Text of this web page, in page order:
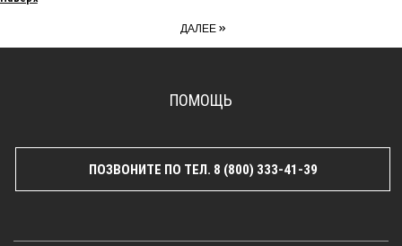
ДАЛЕЕ »
ПОМОЩЬ
ПОЗВОНИТЕ ПО ТЕЛ. 8 (800) 333-41-39